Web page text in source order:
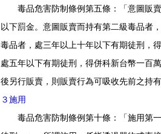
毒品危害防制條例第五條：「意圖販賣
以下罰金。意圖販賣而持有第二級毒品者
毒品者，處三年以上十年以下有期徒刑，
處五年以下有期徒刑，得併科新台幣一百
後另行販賣，則販賣行為可吸收先前之持
３施用
毒品危害防制條例第十條：「施用第一